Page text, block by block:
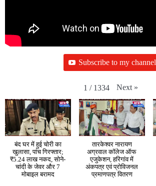
Subscribe to my channel
1 / 1334 Next »
बंद घर में हुई चोरी का
खुलासा, पांच गिरफ्तार;
₹5.24 लाख नकद, सोने-
चांदी के जेवर और 7
मोबाइल बरामद
तारकेश्वर नारायण
अग्रवाल कॉलेज ऑफ
एजुकेशन, हरिगांव में
अंकपत्र एवं प्रोविजनल
प्रमाणपत्र वितरण